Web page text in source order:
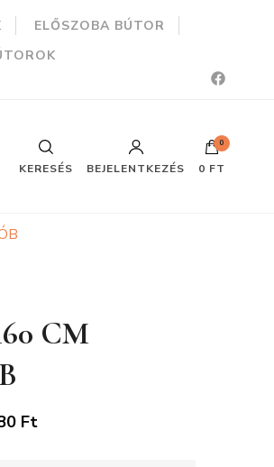
ELŐSZOBA BÚTOR
KERESÉS BEJELENTKEZÉS
0
0 FT
CM
FtÁrtartomány: